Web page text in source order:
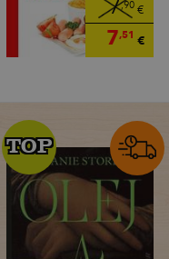
7,90€
7,51 €
TOP
TOP